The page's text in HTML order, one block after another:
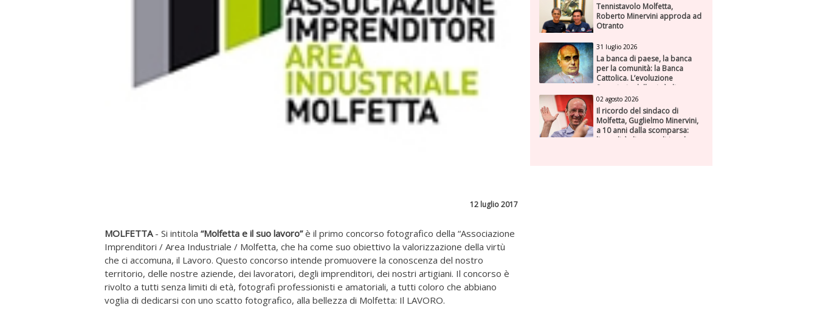
12 luglio 2017
MOLFETTA- Si intitola “Molfetta e il suo lavoro”è il primo concorso fotografico della “Associazione
Imprenditori / Area Industriale / Molfetta, che ha come suo obiettivo la valorizzazione della virtù
che ci accomuna, il Lavoro. Questo concorso intende promuovere la conoscenza del nostro
territorio, delle nostre aziende, dei lavoratori, degli imprenditori, dei nostri artigiani. Il concorso è
rivolto a tutti senza limiti di età, fotografi professionisti e amatoriali, a tutti coloro che abbiano
voglia di dedicarsi con uno scatto fotografico, alla bellezza di Molfetta: Il LAVORO.
Tennistavolo Molfetta,
Roberto Minervini approda ad
Otranto
31 luglio 2026
La banca di paese, la banca
per la comunità: la Banca
Cattolica. L’evoluzione
finanziaria della città di
Molfetta (Parte seconda)
02 agosto 2026
Il ricordo del sindaco di
Molfetta, Guglielmo Minervini,
a 10 anni dalla scomparsa:
l'attualità di una politica che